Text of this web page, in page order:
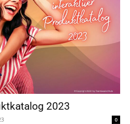
2023
0